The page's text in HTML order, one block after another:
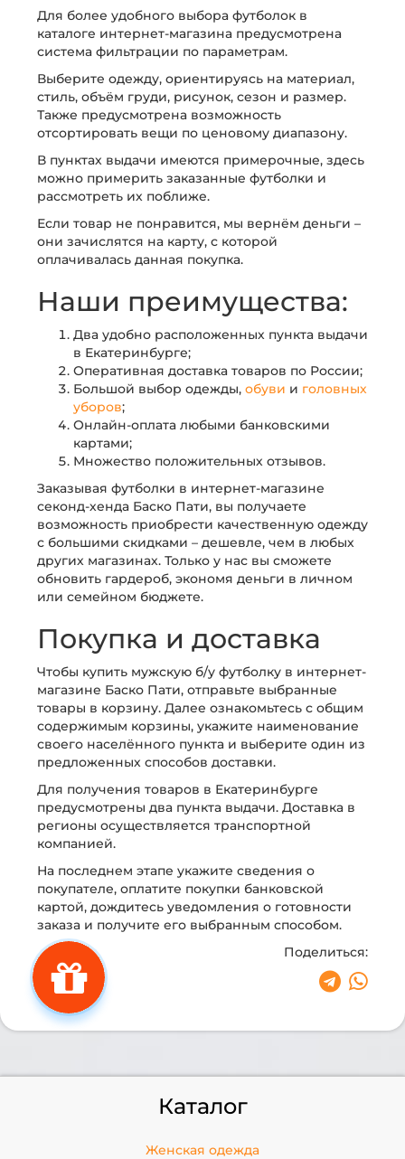
Для более удобного выбора футболок в
каталоге интернет-магазина предусмотрена
система фильтрации по параметрам.
Выберите одежду, ориентируясь на материал,
стиль, объём груди, рисунок, сезон и размер.
Также предусмотрена возможность
отсортировать вещи по ценовому диапазону.
В пунктах выдачи имеются примерочные, здесь
можно примерить заказанные футболки и
рассмотреть их поближе.
Если товар не понравится, мы вернём деньги –
они зачислятся на карту, с которой
оплачивалась данная покупка.
Наши преимущества:
Два удобно расположенных пункта выдачи
в Екатеринбурге;
Оперативная доставка товаров по России;
Большой выбор одежды, обуви и головных
уборов;
Онлайн-оплата любыми банковскими
картами;
Множество положительных отзывов.
Заказывая футболки в интернет-магазине
секонд-хенда Баско Пати, вы получаете
возможность приобрести качественную одежду
с большими скидками – дешевле, чем в любых
других магазинах. Только у нас вы сможете
обновить гардероб, экономя деньги в личном
или семейном бюджете.
Покупка и доставка
Чтобы купить мужскую б/у футболку в интернет-
магазине Баско Пати, отправьте выбранные
товары в корзину. Далее ознакомьтесь с общим
содержимым корзины, укажите наименование
своего населённого пункта и выберите один из
предложенных способов доставки.
Для получения товаров в Екатеринбурге
предусмотрены два пункта выдачи. Доставка в
регионы осуществляется транспортной
компанией.
На последнем этапе укажите сведения о
покупателе, оплатите покупки банковской
картой, дождитесь уведомления о готовности
заказа и получите его выбранным способом.
Поделиться:
Каталог
Женская одежда